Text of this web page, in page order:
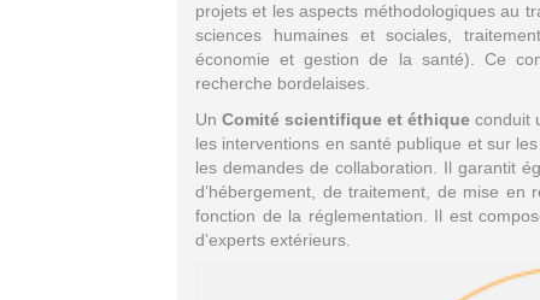
projets et les aspects méthodologiques au
sciences humaines et sociales,
économie et gestion de la santé). Ce
recherche bordelaises.
Un Comité scientifique et éthique conduit
les interventions en santé publique et sur
les demandes de collaboration. Il garantit
d’hébergement, de traitement, de mise en
fonction de la réglementation. Il est
d’experts extérieurs.